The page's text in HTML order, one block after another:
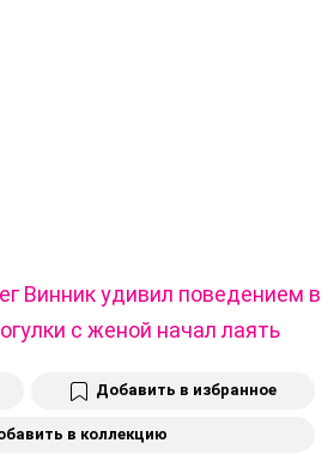
Винник удивил поведением в
с женой начал лаять
Добавить в избранное
в коллекцию